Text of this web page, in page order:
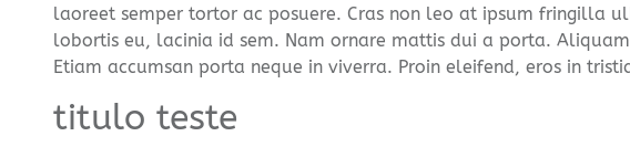
laoreet semper tortor ac posuere. Cras non leo at ipsum fringilla
lobortis eu, lacinia id sem. Nam ornare mattis dui a porta.
Etiam accumsan porta neque in viverra. Proin eleifend, eros in
titulo teste